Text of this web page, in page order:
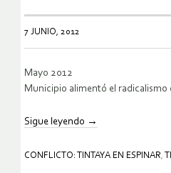
7 JUNIO, 2012
Mayo 2012
Municipio alimentó el radicalismo
Sigue leyendo →
CONFLICTO: TINTAYA EN ESPINAR,